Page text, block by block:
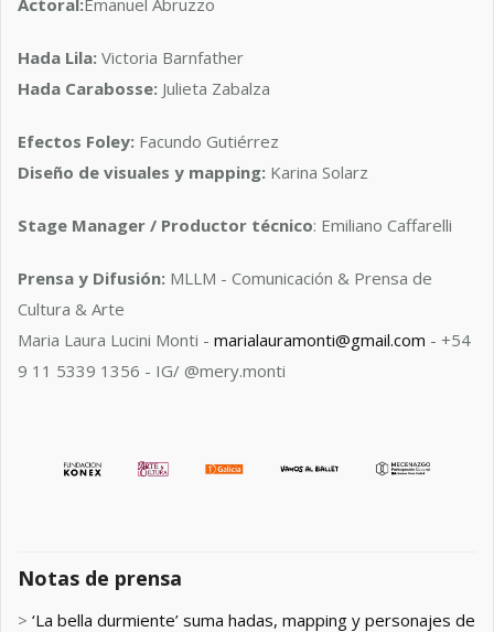
Hada Lila: Victoria Barnfather
Hada Carabosse: Julieta Zabalza
Efectos Foley: Facundo Gutiérrez
Diseño de visuales y mapping: Karina Solarz
Stage Manager / Productor técnico: Emiliano Caffarelli
Prensa y Difusión: MLLM - Comunicación & Prensa de
Cultura & Arte
Maria Laura Lucini Monti - marialauramonti@gmail.com - +54
9 11 5339 1356 - IG/ @mery.monti
Notas de prensa
> ‘La bella durmiente’ suma hadas, mapping y personajes de